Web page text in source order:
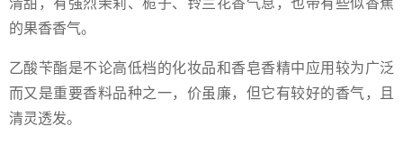
清甜，有强烈茉莉、栀子、铃兰花香气息，也带有些似香蕉
的果香香气。
乙酸苄酯是不论高低档的化妆品和香皂香精中应用较为广泛
而又是重要香料品种之一，价虽廉，但它有较好的香气，且
清灵透发。